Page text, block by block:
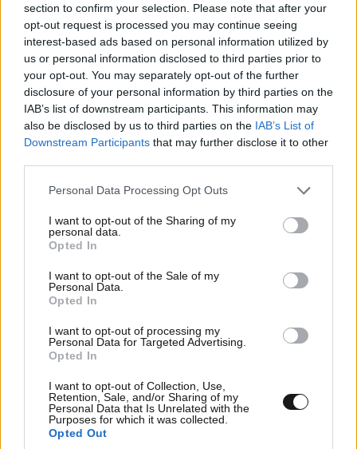
section to confirm your selection. Please note that after your
opt-out request is processed you may continue seeing
interest-based ads based on personal information utilized by
us or personal information disclosed to third parties prior to
your opt-out. You may separately opt-out of the further
disclosure of your personal information by third parties on the
IAB’s list of downstream participants. This information may
also be disclosed by us to third parties on the IAB’s List of
Downstream Participants that may further disclose it to other
Please note that this website/app uses one or more Google
not limited to your visit or usage behaviour. You may click to
grant or deny consent to Google and its third-party tags to
use your data for below specified purposes in below Google
consent section.
Personal Data Processing Opt Outs
I want to opt-out of the Sharing of my
personal data.
Opted In
I want to opt-out of the Sale of my
Personal Data.
Opted In
I want to opt-out of processing my
Personal Data for Targeted Advertising.
Opted In
I want to opt-out of Collection, Use,
Retention, Sale, and/or Sharing of my
Personal Data that Is Unrelated with the
Purposes for which it was collected.
Opted Out
LIFESTYLE08·08·2026 19:12
Εριέττα Κούρκουλου – Τα 33α γενέθλια και τα
φιλιά με τον Βύρωνα Βασιλειάδη: «Καμία στιγμή
ευτυχίας δεδομένη»